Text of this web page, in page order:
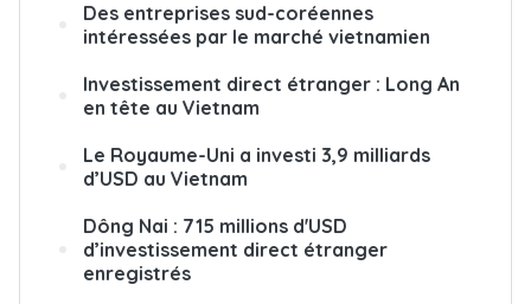
Des entreprises sud-coréennes
intéressées par le marché vietnamien
Investissement direct étranger : Long An
en tête au Vietnam
Le Royaume-Uni a investi 3,9 milliards
d’USD au Vietnam
Dông Nai : 715 millions d'USD
d’investissement direct étranger
enregistrés